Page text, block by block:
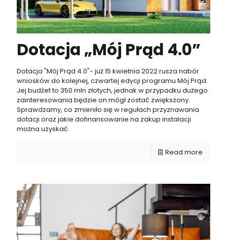
Dotacja „Mój Prąd 4.0”
Dotacja "Mój Prąd 4.0"- już 15 kwietnia 2022 rusza nabór
wniosków do kolejnej, czwartej edycji programu Mój Prąd.
Jej budżet to 350 mln złotych, jednak w przypadku dużego
zainteresowania będzie on mógł zostać zwiększony.
Sprawdzamy, co zmieniło się w regułach przyznawania
dotacji oraz jakie dofinansowanie na zakup instalacji
można uzyskać.
Read more